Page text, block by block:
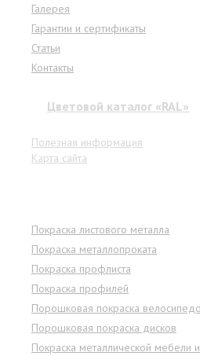
Галерея
Гарантии и сертификаты
Статьи
Контакты
Цветовой каталог «RAL»
Полезная информация
Карта сайта
Покраска листового металла
Покраска металлопроката
Покраска профлиста
Покраска профилей
Порошковая покраска
Порошковая покраска дисков
Покраска металлической мебели